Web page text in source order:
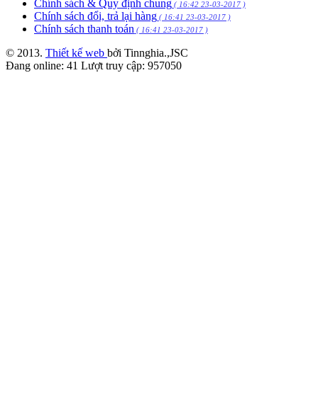
Chính sách & Quy định chung ( 16:42 23-03-2017 )
Chính sách đổi, trả lại hàng ( 16:41 23-03-2017 )
Chính sách thanh toán ( 16:41 23-03-2017 )
© 2013. Thiết kế web bởi Tinnghia.,JSC
Đang online: 41 Lượt truy cập: 957050